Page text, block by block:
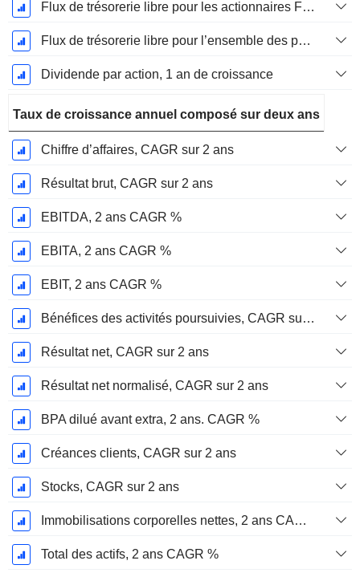
Flux de trésorerie libre pour les actionnaires FCFE, Croissance 1 an
Flux de trésorerie libre pour l’ensemble des pourvoyeurs de fonds (créanciers et actionnaires) FCFF, Croissance 1 an
Dividende par action, 1 an de croissance
Taux de croissance annuel composé sur deux ans
Chiffre d’affaires, CAGR sur 2 ans
Résultat brut, CAGR sur 2 ans
EBITDA, 2 ans CAGR %
EBITA, 2 ans CAGR %
EBIT, 2 ans CAGR %
Bénéfices des activités poursuivies, CAGR sur 2 ans
Résultat net, CAGR sur 2 ans
Résultat net normalisé, CAGR sur 2 ans
BPA dilué avant extra, 2 ans. CAGR %
Créances clients, CAGR sur 2 ans
Stocks, CAGR sur 2 ans
Immobilisations corporelles nettes, 2 ans CAGR %
Total des actifs, 2 ans CAGR %